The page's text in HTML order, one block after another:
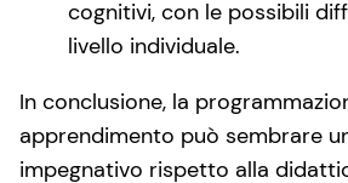
cognitivi, con le possibili
livello individuale.
In conclusione, la
apprendimento può sembrare
impegnativo rispetto alla